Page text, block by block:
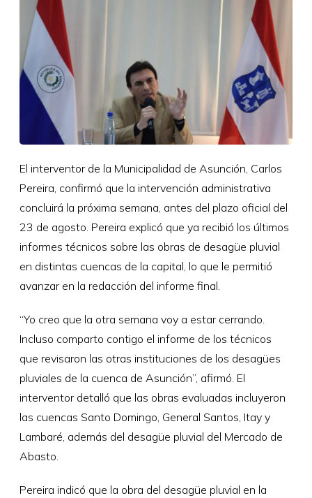
El interventor de la Municipalidad de Asunción, Carlos
Pereira, confirmó que la intervención administrativa
concluirá la próxima semana, antes del plazo oficial del
23 de agosto. Pereira explicó que ya recibió los últimos
informes técnicos sobre las obras de desagüe pluvial
en distintas cuencas de la capital, lo que le permitió
avanzar en la redacción del informe final.
“Yo creo que la otra semana voy a estar cerrando.
Incluso comparto contigo el informe de los técnicos
que revisaron las otras instituciones de los desagües
pluviales de la cuenca de Asunción”, afirmó. El
interventor detalló que las obras evaluadas incluyeron
las cuencas Santo Domingo, General Santos, Itay y
Lambaré, además del desagüe pluvial del Mercado de
Abasto.
Pereira indicó que la obra del desagüe pluvial en la